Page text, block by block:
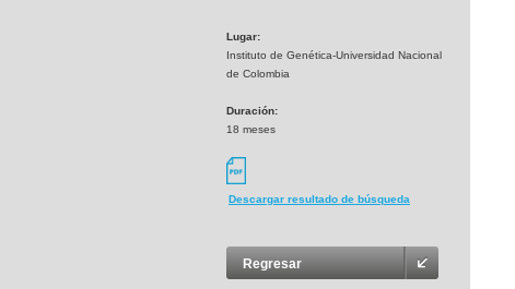
Lugar:
Instituto de Genética-Universidad Nacional
de Colombia
Duración:
18 meses
Descargar resultado de búsqueda
Regresar